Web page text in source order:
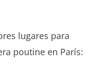
lugares para
poutine en París: